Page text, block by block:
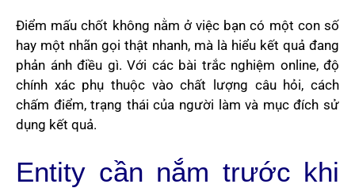
Điểm mấu chốt không nằm ở việc bạn có một con số
hay một nhãn gọi thật nhanh, mà là hiểu kết quả đang
phản ánh điều gì. Với các bài trắc nghiệm online, độ
chính xác phụ thuộc vào chất lượng câu hỏi, cách
chấm điểm, trạng thái của người làm và mục đích sử
dụng kết quả.
Entity cần nắm trước khi